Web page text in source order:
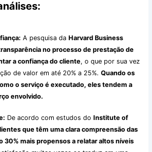
A pesquisa da Harvard Business
no processo de prestação de
a confiança do cliente, o que por sua vez
de valor em até 20% a 25%. Quando os
o serviço é executado, eles tendem a
envolvido.
De acordo com estudos do Institute of
que têm uma clara compreensão das
30% mais propensos a relatar altos níveis